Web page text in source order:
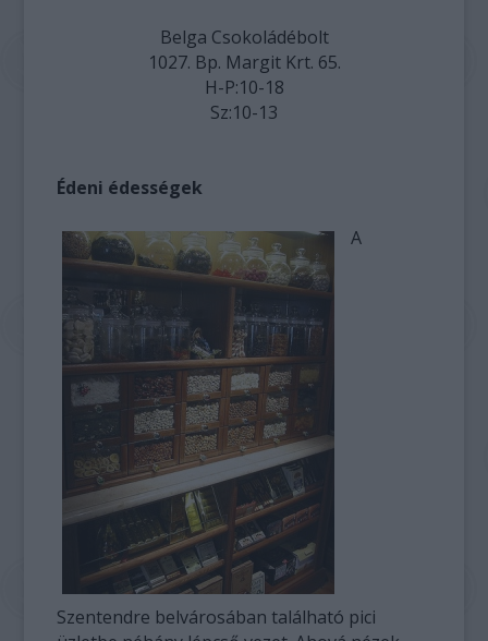
Belga Csokoládébolt
1027. Bp. Margit Krt. 65.
H-P:10-18
Sz:10-13
Édeni édességek
A
Szentendre belvárosában található pici